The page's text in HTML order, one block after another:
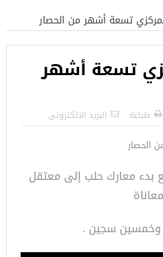
تسعة أشهر من الحصار
تسعة أشهر
طباعة البريد الالكترونى
الحصار
معارك حلب إلى معتقل
وخمسين سجين .